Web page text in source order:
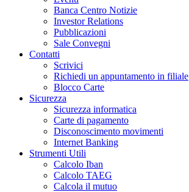
Banca Centro Notizie
Investor Relations
Pubblicazioni
Sale Convegni
Contatti
Scrivici
Richiedi un appuntamento in filiale
Blocco Carte
Sicurezza
Sicurezza informatica
Carte di pagamento
Disconoscimento movimenti
Internet Banking
Strumenti Utili
Calcolo Iban
Calcolo TAEG
Calcola il mutuo